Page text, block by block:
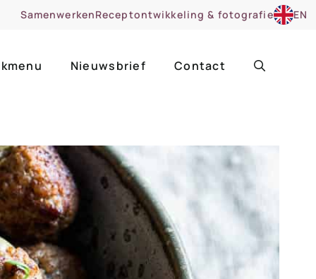
SamenwerkenReceptontwikkeling & fotografie EN
zoet
Nieuwsbrief Contact